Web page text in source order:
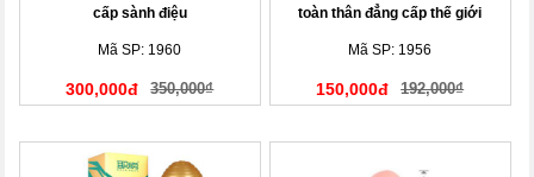
cấp sành điệu
Mã SP: 1960
300,000đ 350,000₫
toàn thân đẳng cấp thế giới
Mã SP: 1956
150,000đ 192,000₫